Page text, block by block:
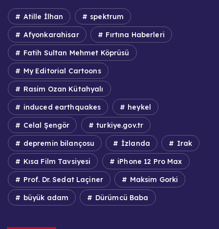
Atille İlhan spektrum
Afyonkarahisar Fırtına Haberleri
Fatih Sultan Mehmet Köprüsü
My Editorial Cartoons
Rasim Ozan Kütahyalı
induced earthquakes heykel
Celal Şengör turkiye.gov.tr
depremin bilançosu İzlanda Irak
Kısa Film Tavsiyesi iPhone 12 Pro Max
Prof. Dr. Sedat Laçiner Maksim Gorki
büyük adam Dürümcü Baba